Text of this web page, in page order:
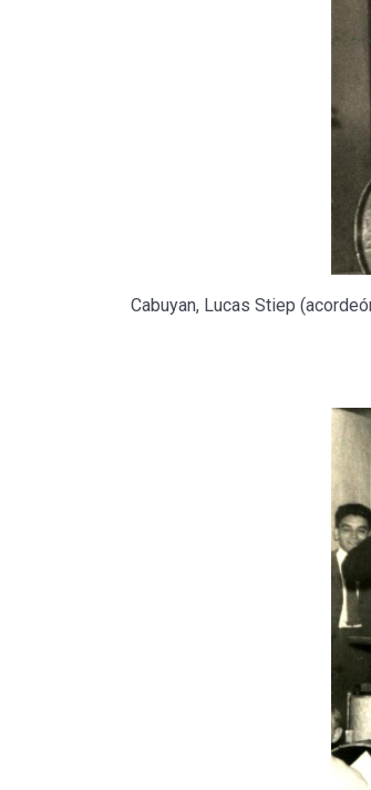
Cabuyan, Lucas Stiep